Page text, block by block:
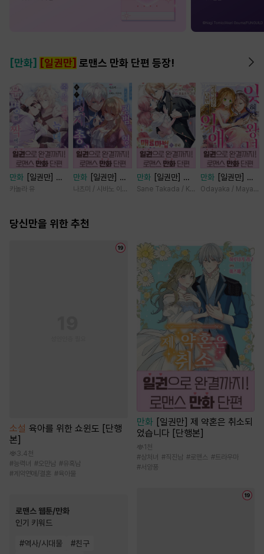
[만화] [일권만] 로맨스 만화 단편 등장!
만화
[일권만] 죽
을 뻔한 늑대가 운
카놀라 유
만화
[일권만] 모
든 것을 포기한 평
는다 [단행본]
나츠미 / 시바노 이즈미
만화
[일권만] 매
료 마법에 걸린 척
Sane Takada / Koki Fuyutsuki
만화
[일권만] 잊
혀진 왕녀지만 정
Odayaka / Maya
당신만을 위한 추천
소설 육아를 위한 쇼윈도 [단행
본]
3.4천
#능력녀 #오만남 #유혹남
# 계약연애/결혼 #육아물
로맨스 웹툰/만화
인기 키워드
#역사/시대물 #친구
만화 [일권만] 제 약혼은 취소되
었습니다 [단행본]
1천
#상처녀 #직진남 #로맨스 #트라우마
#서양풍